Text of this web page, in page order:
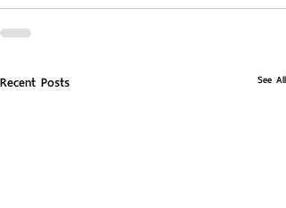
Recent Posts See All